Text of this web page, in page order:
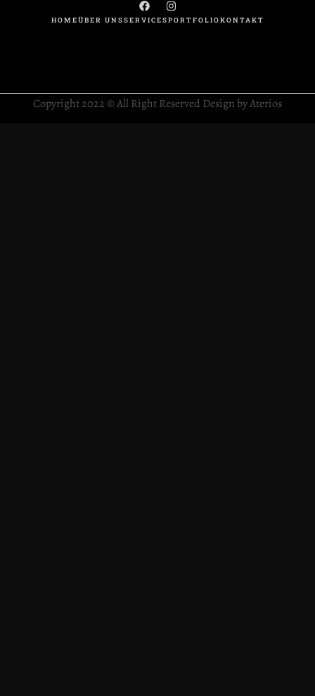
HOMEÜBER UNSSERVICESPORTFOLIOKONTAKT
Copyright 2022 © All Right Reserved Design by Aterios